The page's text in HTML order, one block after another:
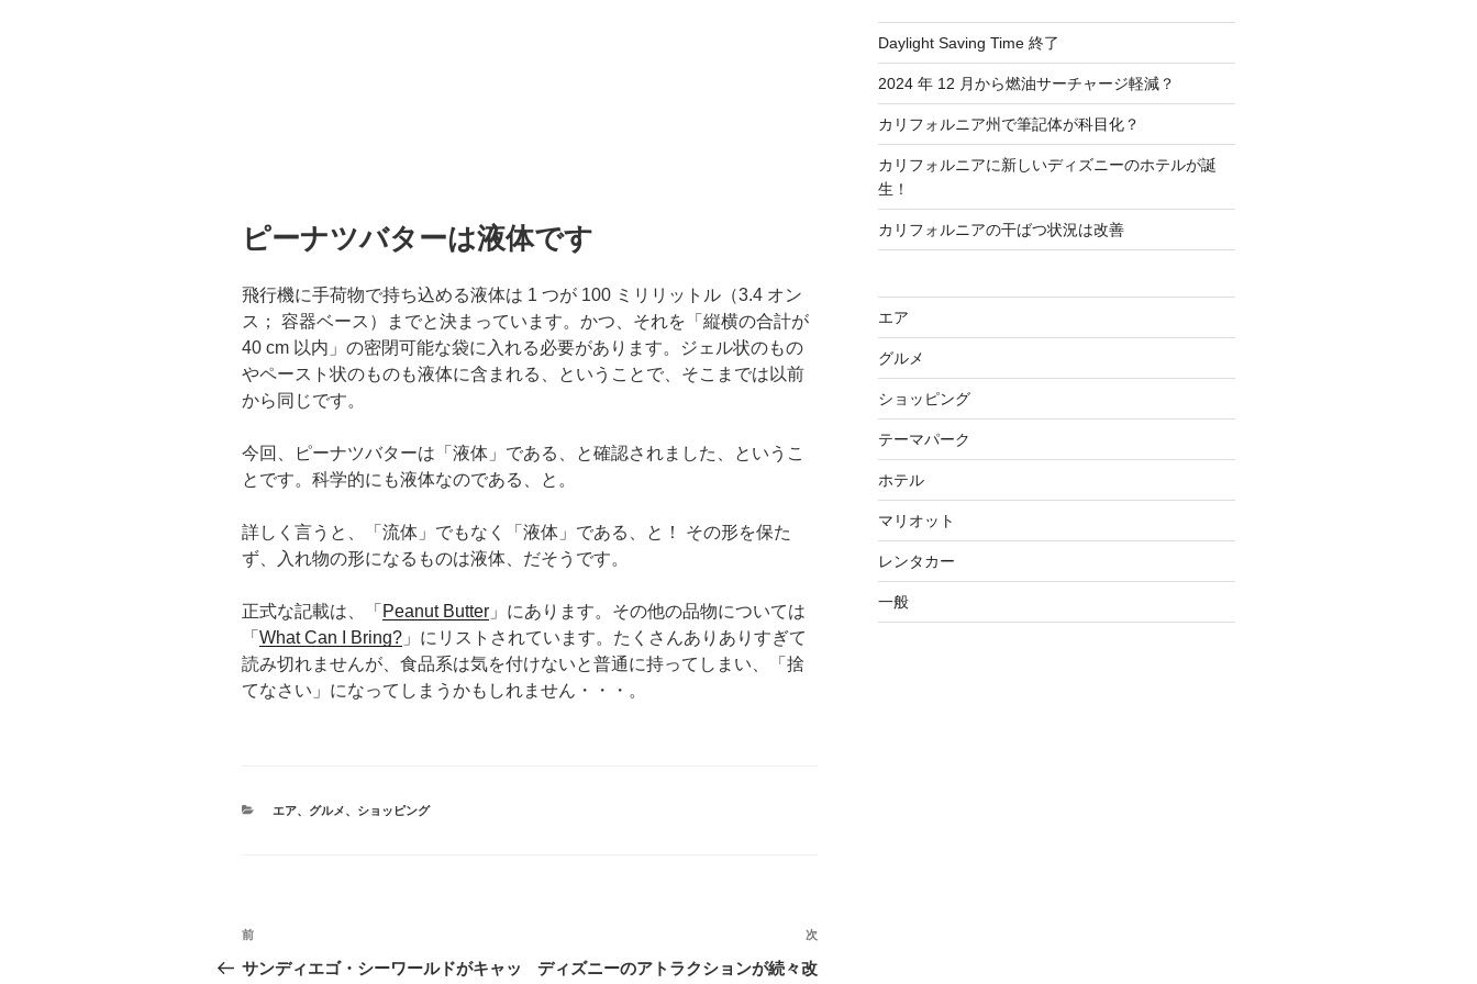
ピーナツバターは液体です
飛行機に手荷物で持ち込める液体は 1 つが 100 ミリリットル（3.4 オン
ス； 容器ベース）までと決まっています。かつ、それを「縦横の合計が
40 cm 以内」の密閉可能な袋に入れる必要があります。ジェル状のもの
やペースト状のものも液体に含まれる、ということで、そこまでは以前
から同じです。
今回、ピーナツバターは「液体」である、と確認されました、というこ
とです。科学的にも液体なのである、と。
詳しく言うと、「流体」でもなく「液体」である、と！ その形を保た
ず、入れ物の形になるものは液体、だそうです。
正式な記載は、「 Peanut Butter 」にあります。その他の品物については
「 What Can I Bring? 」にリストされています。たくさんありありすぎて
読み切れませんが、食品系は気を付けないと普通に持ってしまい、「捨
てなさい」になってしまうかもしれません・・・。
カ
エア、 グルメ、 ショッピング
投
稿
前
の
前
サンディエゴ・シーワールドがキャッ
次
の
次
ディズニーのアトラクションが続々改
Daylight Saving Time 終了
2024 年 12 月から燃油サーチャージ軽減？
カリフォルニア州で筆記体が科目化？
カリフォルニアに新しいディズニーのホテルが誕
生！
カリフォルニアの干ばつ状況は改善
エア
グルメ
ショッピング
テーマパーク
ホテル
マリオット
レンタカー
一般